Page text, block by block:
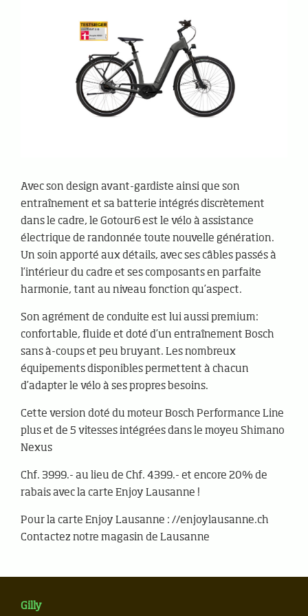
Avec son design avant-gardiste ainsi que son
entraînement et sa batterie intégrés discrètement
dans le cadre, le Gotour6 est le vélo à assistance
électrique de randonnée toute nouvelle génération.
Un soin apporté aux détails, avec ses câbles passés à
l’intérieur du cadre et ses composants en parfaite
harmonie, tant au niveau fonction qu’aspect.
Son agrément de conduite est lui aussi premium:
confortable, fluide et doté d’un entraînement Bosch
sans à-coups et peu bruyant. Les nombreux
équipements disponibles permettent à chacun
d’adapter le vélo à ses propres besoins.
Cette version doté du moteur Bosch Performance Line
plus et de 5 vitesses intégrées dans le moyeu Shimano
Nexus
Chf. 3999.- au lieu de Chf. 4399.- et encore 20% de
rabais avec la carte Enjoy Lausanne !
Pour la carte Enjoy Lausanne : //enjoylausanne.ch
Contactez notre magasin de Lausanne
Gilly